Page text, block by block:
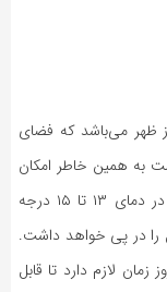
این کار بین ساعات ۱۱ تا ۲ بعد از ظهر می‌باشد که فضای
به همین خاطر امکان
تلقیح در دمای ۲۸ تا ۳۰ درجه کاهش می‌یابد و در دمای ۱۳ تا ۱۵ درجه
را در پی خواهد داشت.
حال پس از تلقیح گل میوه بین ۱۸ تا ۳۵ روز زمان لازم دارد تا قابل